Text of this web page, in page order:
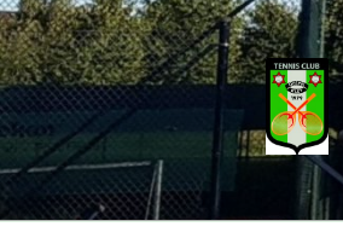
Zum
Inhalt
springen